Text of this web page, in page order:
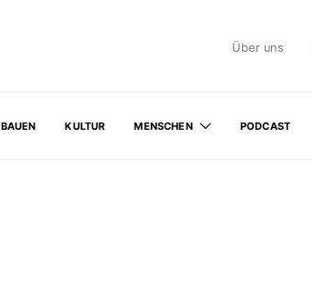
Über uns
BAUEN KULTUR MENSCHEN PODCAST